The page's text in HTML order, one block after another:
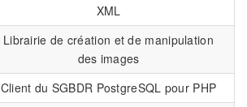
XML
Librairie de création et de manipulation
des images
Client du SGBDR PostgreSQL pour PHP